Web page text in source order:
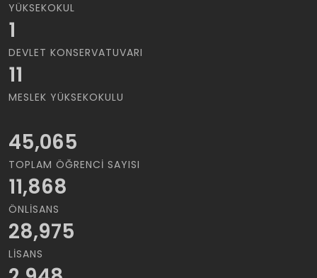
YÜKSEKOKUL
1
DEVLET KONSERVATUVARI
11
MESLEK YÜKSEKOKULU
45,065
TOPLAM ÖĞRENCI SAYISI
11,868
ÖNLISANS
28,975
LISANS